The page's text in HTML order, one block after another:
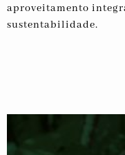
aproveitamento
sustentabilidade.